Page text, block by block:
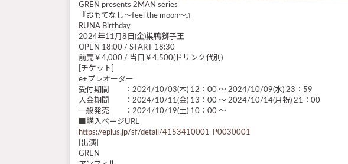
GREN presents 2MAN series
『おもてなし～feel the moon～』
RUNA Birthday
2024年11月8日(金)巣鴨獅子王
OPEN 18:00 / START 18:30
前売￥4,000 / 当日￥4,500(ドリンク代別)
[チケット]
e+プレオーダー
受付期間 ：2024/10/03(木) 12：00 ～ 2024/10/09(水) 23：59
入金期間 ：2024/10/11(金) 13：00 ～ 2024/10/14(月祝) 21：00
一般発売 ：2024/10/19(土) 10：00 ～
■購入ページURL
https://eplus.jp/sf/detail/4153410001-P0030001
[出演]
GREN